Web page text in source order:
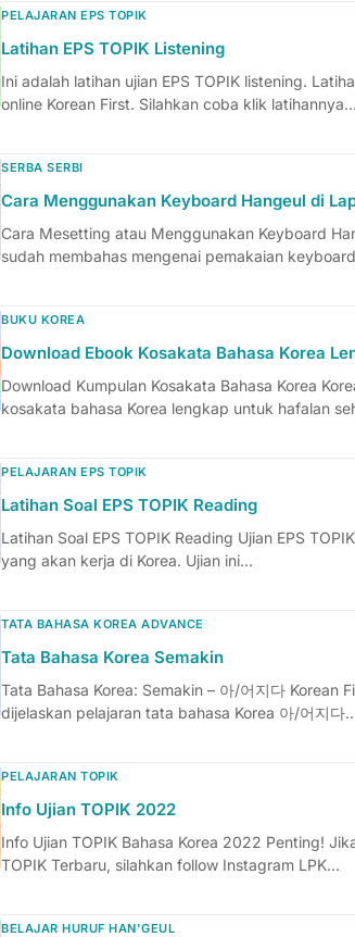
PELAJARAN EPS TOPIK
Latihan EPS TOPIK Listening
Ini adalah latihan ujian EPS TOPIK listening.
online Korean First. Silahkan coba klik latihannya...
SERBA SERBI
Cara Menggunakan Keyboard Hangeul di
Cara Mesetting atau Menggunakan Keyboard
sudah membahas mengenai pemakaian
BUKU KOREA
Download Ebook Kosakata Bahasa Korea
Download Kumpulan Kosakata Bahasa Korea
kosakata bahasa Korea lengkap untuk hafalan
PELAJARAN EPS TOPIK
Latihan Soal EPS TOPIK Reading
Latihan Soal EPS TOPIK Reading Ujian EPS
yang akan kerja di Korea. Ujian ini...
TATA BAHASA KOREA ADVANCE
Tata Bahasa Korea Semakin
Tata Bahasa Korea: Semakin – 아/어지다 Korean
dijelaskan pelajaran tata bahasa Korea 아/어지다
PELAJARAN TOPIK
Info Ujian TOPIK 2022
Info Ujian TOPIK Bahasa Korea 2022 Penting!
TOPIK Terbaru, silahkan follow Instagram LPK...
BELAJAR HURUF HAN'GEUL